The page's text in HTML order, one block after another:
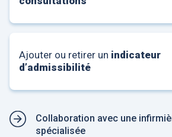
Ajouter ou retirer un indicateur
d’admissibilité
Collaboration avec une
spécialisée